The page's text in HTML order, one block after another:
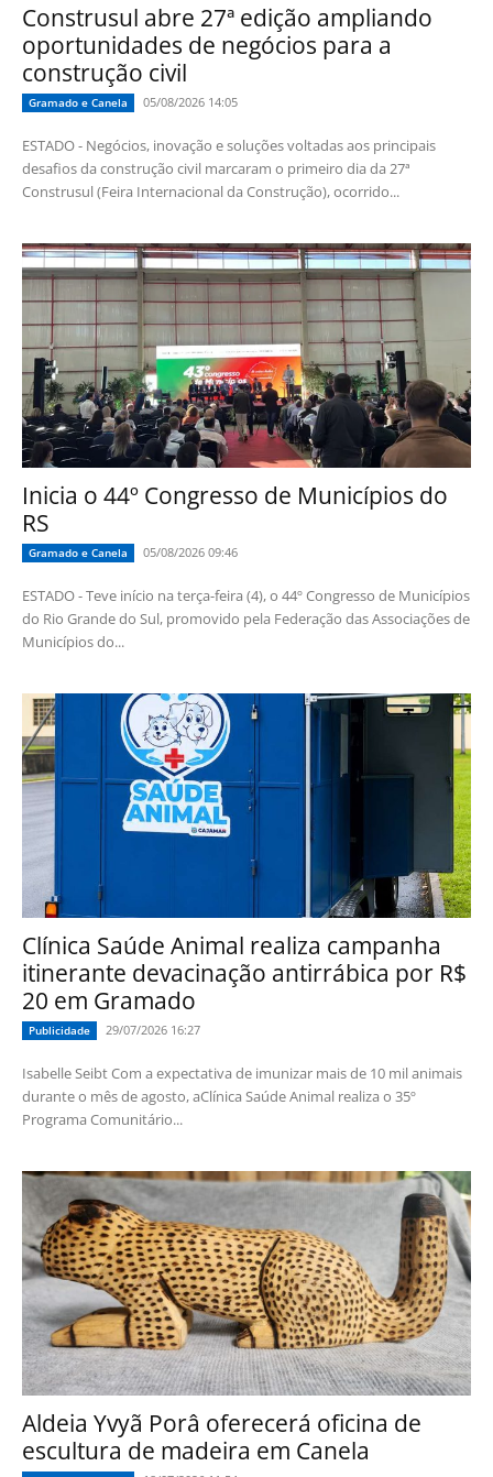
Construsul abre 27ª edição ampliando
oportunidades de negócios para a
construção civil
Gramado e Canela 05/08/2026 14:05
ESTADO - Negócios, inovação e soluções voltadas aos principais
desafios da construção civil marcaram o primeiro dia da 27ª
Construsul (Feira Internacional da Construção), ocorrido...
Inicia o 44º Congresso de Municípios do
RS
Gramado e Canela 05/08/2026 09:46
ESTADO - Teve início na terça-feira (4), o 44º Congresso de Municípios
do Rio Grande do Sul, promovido pela Federação das Associações de
Municípios do...
Clínica Saúde Animal realiza campanha
itinerante devacinação antirrábica por R$
20 em Gramado
Publicidade 29/07/2026 16:27
Isabelle Seibt Com a expectativa de imunizar mais de 10 mil animais
durante o mês de agosto, aClínica Saúde Animal realiza o 35º
Programa Comunitário...
Aldeia Yvyã Porâ oferecerá oficina de
escultura de madeira em Canela